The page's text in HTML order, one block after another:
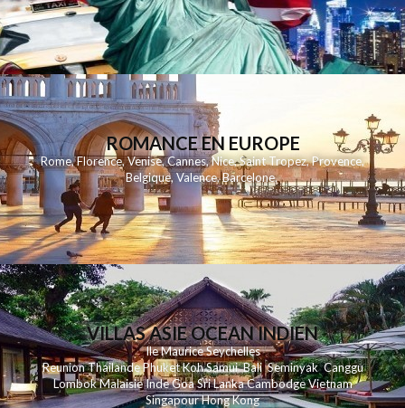
ROMANCE EN EUROPE
Rome,Florence,Venise,Cannes,Nice,Saint Tropez,Provence,
Belgique,Valence,Barcelone,
VILLAS ASIE OCEAN INDIEN
Ile MauriceSeychelles
ReunionThailandePhuketKohSamui Bali SeminyakCanggu
LombokMalaisieIndeGoaSri LankaCambodgeVietnam
SingapourHong Kong